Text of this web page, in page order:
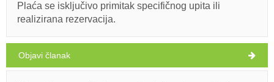
Plaća se isključivo primitak specifičnog upita ili
realizirana rezervacija.
Objavi članak